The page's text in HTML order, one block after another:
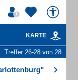
KARTE
Treffer 26-28 von 28